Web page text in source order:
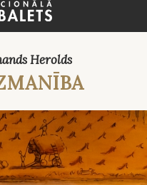
Herolds